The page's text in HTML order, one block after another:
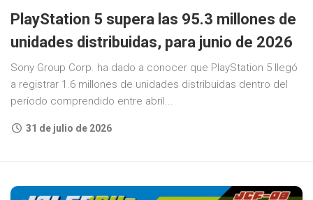
PlayStation 5 supera las 95.3 millones de
unidades distribuidas, para junio de 2026
Sony Group Corp. ha dado a conocer que PlayStation 5 llegó
a registrar 1.6 millones de unidades distribuidas dentro del
período comprendido entre abril...
31 de julio de 2026